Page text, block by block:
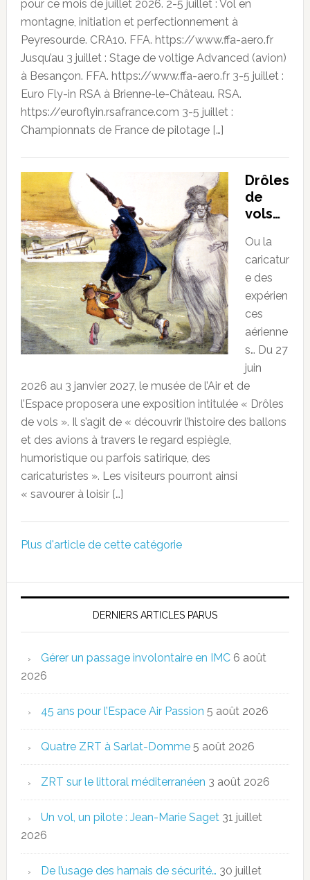
pour ce mois de juillet 2026. 2-5 juillet : Vol en
montagne, initiation et perfectionnement à
Peyresourde. CRA10. FFA. https://www.ffa-aero.fr
Jusqu’au 3 juillet : Stage de voltige Advanced (avion)
à Besançon. FFA. https://www.ffa-aero.fr 3-5 juillet :
Euro Fly-in RSA à Brienne-le-Château. RSA.
https://euroflyin.rsafrance.com 3-5 juillet :
Championnats de France de pilotage […]
Drôles
de
vols…
Ou la
caricatur
e des
expérien
ces
aérienne
s… Du 27
juin
2026 au 3 janvier 2027, le musée de l’Air et de
l’Espace proposera une exposition intitulée « Drôles
de vols ». Il s’agit de « découvrir l’histoire des ballons
et des avions à travers le regard espiègle,
humoristique ou parfois satirique, des
caricaturistes ». Les visiteurs pourront ainsi
« savourer à loisir […]
Plus d'article de cette catégorie
DERNIERS ARTICLES PARUS
Gérer un passage involontaire en IMC 6 août
2026
45 ans pour l’Espace Air Passion 5 août 2026
Quatre ZRT à Sarlat-Domme 5 août 2026
ZRT sur le littoral méditerranéen 3 août 2026
Un vol, un pilote : Jean-Marie Saget 31 juillet
2026
De l’usage des harnais de sécurité… 30 juillet